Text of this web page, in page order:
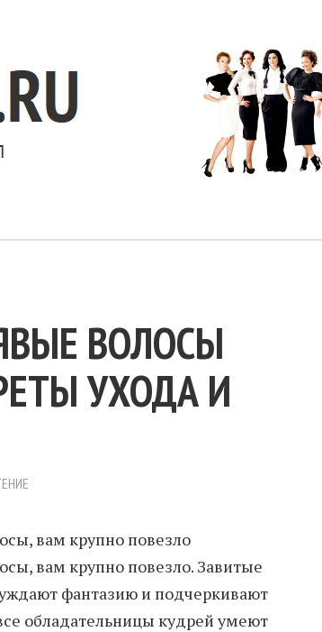
ВОЛОСЫ
УХОДА И
вам крупно повезло
вам крупно повезло. Завитые
фантазию и подчеркивают
обладательницы кудрей умеют